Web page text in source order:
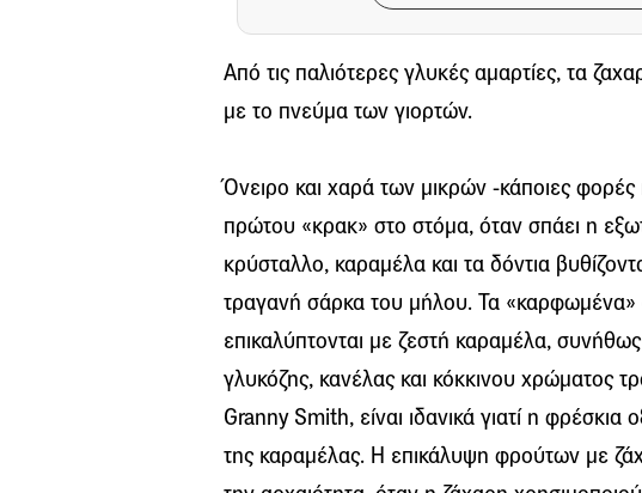
Από τις παλιότερες γλυκές αμαρτίες, τα
με το πνεύμα των γιορτών.
Όνειρο και χαρά των μικρών -κάποιες
πρώτου «κρακ» στο στόμα, όταν σπάει η
κρύσταλλο, καραμέλα και τα δόντια
τραγανή σάρκα του μήλου. Τα
επικαλύπτονται με ζεστή καραμέλα,
γλυκόζης, κανέλας και κόκκινου χρώματος
Granny Smith, είναι ιδανικά γιατί η φρέσκια
της καραμέλας. Η επικάλυψη φρούτων με